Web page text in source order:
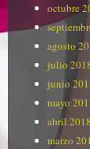
octubre
agosto
julio
junio
mayo
abril 2018
marzo